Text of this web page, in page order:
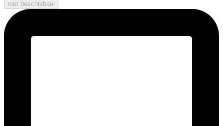
niet beschikbaar